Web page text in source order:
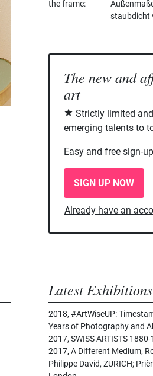
the frame
staubdicht
The new and
art
Strictly limited
emerging talents to
Easy and free sign-
SIGN UP NOW
Already have an
Latest
2018, #ArtWiseUP:
Years of Photography and
2017, SWISS ARTISTS
2017, A Different Medium,
Philippe David, ZURICH;